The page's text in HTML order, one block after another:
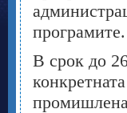
програмите.
В срок до